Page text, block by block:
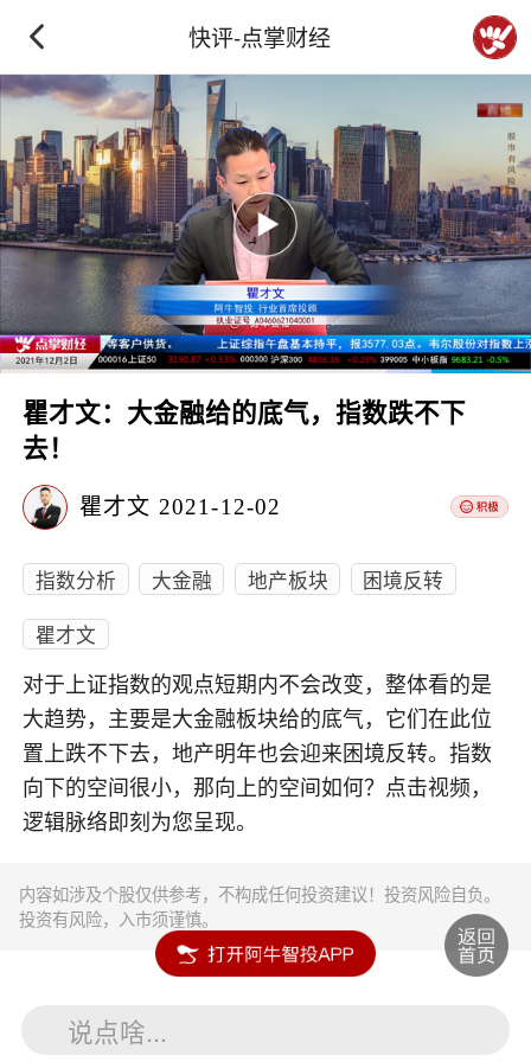
快评-点掌财经
瞿才文：大金融给的底气，指数跌不下
去！
瞿才文 2021-12-02
指数分析 大金融 地产板块
困境反转
瞿才文
对于上证指数的观点短期内不会改变，整体看的是
大趋势，主要是大金融板块给的底气，它们在此位
置上跌不下去，地产明年也会迎来困境反转。指数
向下的空间很小，那向上的空间如何？点击视频，
逻辑脉络即刻为您呈现。
内容如涉及个股仅供参考，不构成任何投资建议！投资风险自负。
投资有风险，入市须谨慎。
说点啥...